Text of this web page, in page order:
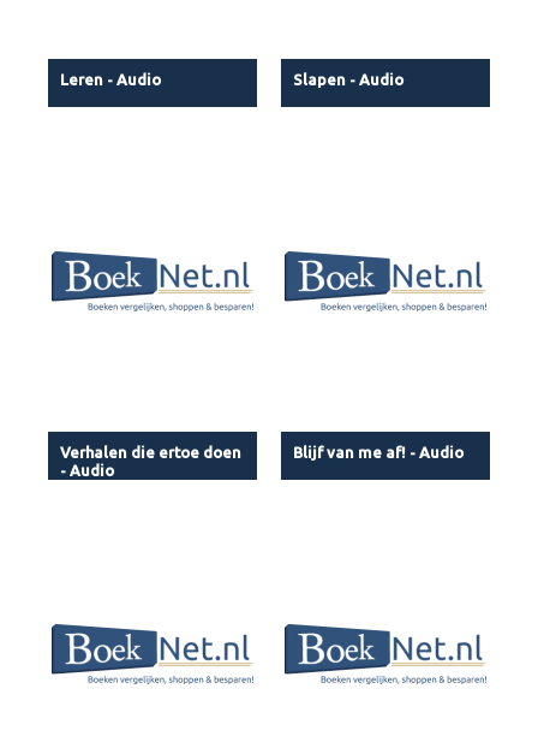
Leren - Audio Slapen - Audio
Verhalen die ertoe doen
- Audio
Blijf van me af! - Audio